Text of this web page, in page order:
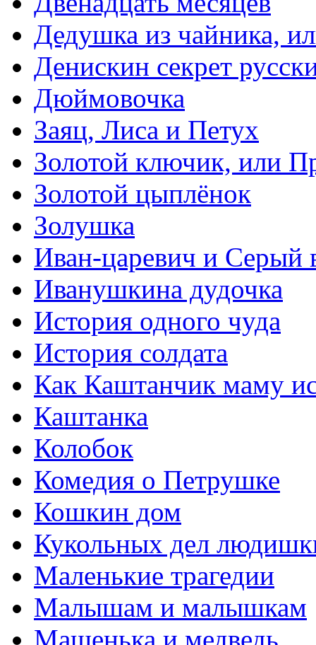
Дедушка из чайника,
Денискин секрет
Дюймовочка
Заяц, Лиса и Петух
Золотой ключик, или
Золотой цыплёнок
Золушка
Иван-царевич и Серый
Иванушкина дудочка
История одного чуда
История солдата
Как Каштанчик маму
Каштанка
Колобок
Комедия о Петрушке
Кошкин дом
Кукольных дел
Маленькие трагедии
Малышам и малышкам
Машенька и медведь